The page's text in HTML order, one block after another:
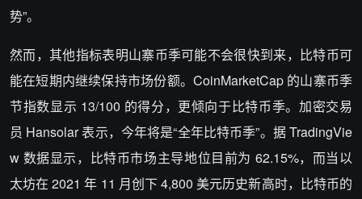
势”。
然而，其他指标表明山寨币季可能不会很快到来，比特币可
能在短期内继续保持市场份额。CoinMarketCap 的山寨币季
节指数显示 13/100 的得分，更倾向于比特币季。加密交易
员 Hansolar 表示，今年将是“全年比特币季”。据 TradingVie
w 数据显示，比特币市场主导地位目前为 62.15%，而当以
太坊在 2021 年 11 月创下 4,800 美元历史新高时，比特币的